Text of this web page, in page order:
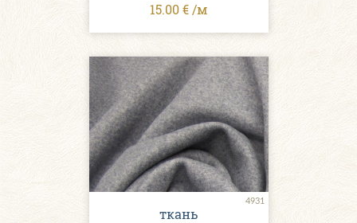
15.00 € /м
4931
ткань